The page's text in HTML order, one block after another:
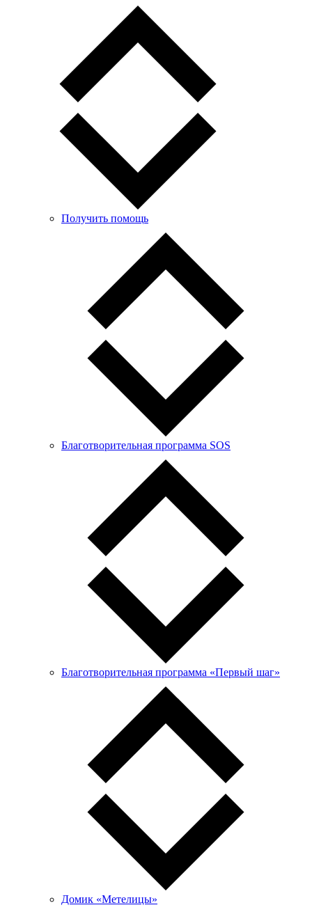
Получить помощь
Благотворительная программа SOS
Благотворительная программа «Первый шаг»
Домик «Метелицы»